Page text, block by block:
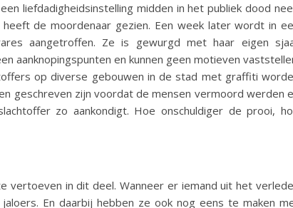
liefdadigheidsinstelling midden in het publiek dood
de moordenaar gezien. Een week later wordt in
aangetroffen. Ze is gewurgd met haar eigen
aanknopingspunten en kunnen geen motieven
op diverse gebouwen in de stad met graffiti
geschreven zijn voordat de mensen vermoord werden
zo aankondigt. Hoe onschuldiger de prooi,
in dit deel. Wanneer er iemand uit het
En daarbij hebben ze ook nog eens te maken